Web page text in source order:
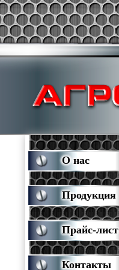
О нас
Продукция
Прайс-лист
Контакты